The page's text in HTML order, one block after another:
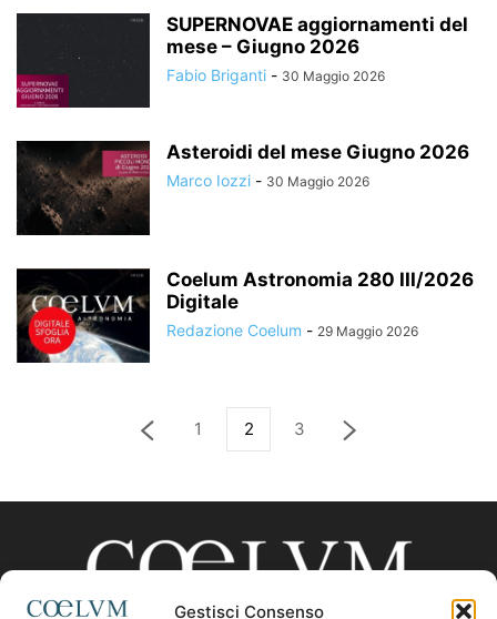
Gestisci Consenso
SUPERNOVAE aggiornamenti del
mese – Giugno 2026
Fabio Briganti - 30 Maggio 2026
Asteroidi del mese Giugno 2026
Marco Iozzi - 30 Maggio 2026
Coelum Astronomia 280 III/2026
Digitale
Redazione Coelum - 29 Maggio 2026
1 2 3